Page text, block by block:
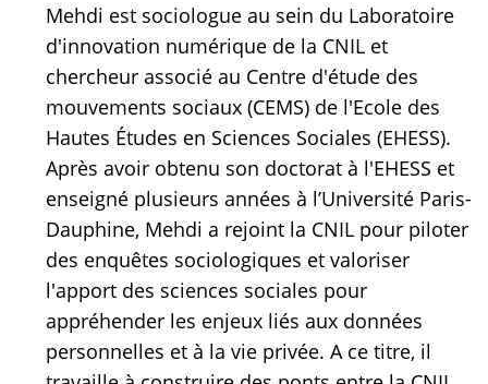
Mehdi est sociologue au sein du Laboratoire
d'innovation numérique de la CNIL et
chercheur associé au Centre d'étude des
mouvements sociaux (CEMS) de l'Ecole des
Hautes Études en Sciences Sociales (EHESS).
Après avoir obtenu son doctorat à l'EHESS et
enseigné plusieurs années à l’Université Paris-
Dauphine, Mehdi a rejoint la CNIL pour piloter
des enquêtes sociologiques et valoriser
l'apport des sciences sociales pour
appréhender les enjeux liés aux données
personnelles et à la vie privée. A ce titre, il